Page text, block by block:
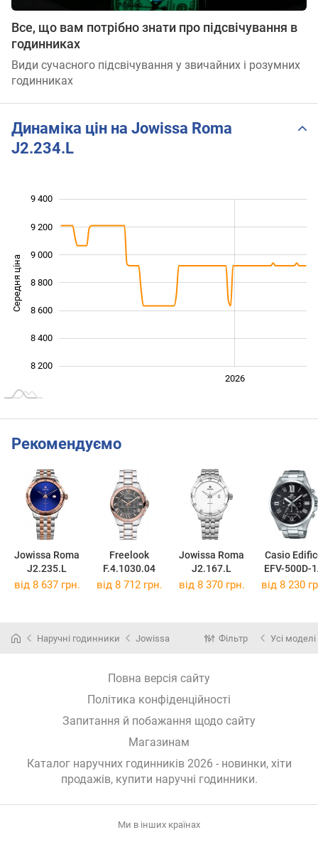
Все, що вам потрібно знати про підсвічування в
годинниках
Види сучасного підсвічування у звичайних і розумних
годинниках
Динаміка цін на Jowissa Roma
J2.234.L
Середня ціна 8 200
8 200
8 400
8 600
8 800
9 000
9 200
9 400
2026
Рекомендуємо
Jowissa Roma
J2.235.L
Freelook
F.4.1030.04
Jowissa Roma
J2.167.L
Casio
EFV-500D-
від 8 637 грн. від 8 712 грн. від 8 370 грн. від 8 230
Наручні годинники Jowissa Фільтр Усі моделі
Повна версія сайту
Політика конфіденційності
Запитання й побажання щодо сайту
Магазинам
Каталог наручних годинників 2026 - новинки, хіти
продажів, купити наручні годинники.
Ми в інших країнах